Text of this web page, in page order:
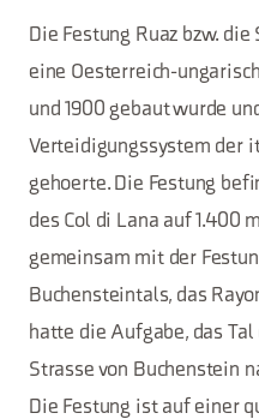
Die Festung Ruaz bzw.
eine Oesterreich-
und 1900 gebaut wurde
Verteidigungssystem der
gehoerte. Die Festung
des Col di Lana auf 1.400
gemeinsam mit der
Buchensteintals, das
hatte die Aufgabe, das
Strasse von Buchenstein
Die Festung ist auf einer